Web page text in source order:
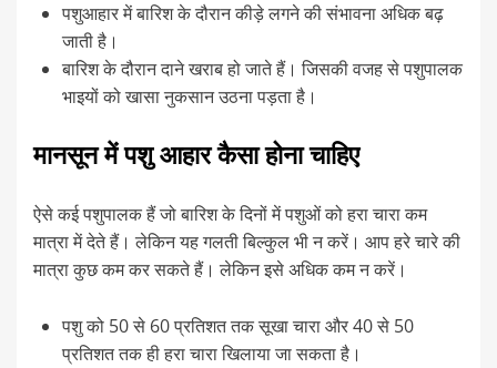
पशुआहार में बारिश के दौरान कीड़े लगने की संभावना अधिक बढ़
जाती है।
बारिश के दौरान दाने खराब हो जाते हैं। जिसकी वजह से पशुपालक
भाइयों को खासा नुकसान उठना पड़ता है।
मानसून में पशु आहार कैसा होना चाहिए
ऐसे कई पशुपालक हैं जो बारिश के दिनों में पशुओं को हरा चारा कम
मात्रा में देते हैं। लेकिन यह गलती बिल्कुल भी न करें। आप हरे चारे की
मात्रा कुछ कम कर सकते हैं। लेकिन इसे अधिक कम न करें।
पशु को 50 से 60 प्रतिशत तक सूखा चारा और 40 से 50
प्रतिशत तक ही हरा चारा खिलाया जा सकता है।